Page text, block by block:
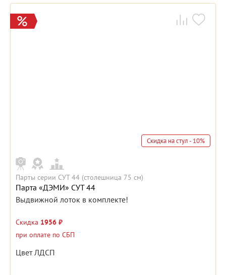
Скидка на стул - 10%
Парты серии СУТ 44 (столешница 75 см)
Парта «ДЭМИ» СУТ 44
Выдвижной лоток в комплекте!
Скидка 1956 ₽
при оплате по СБП
Цвет ЛДСП